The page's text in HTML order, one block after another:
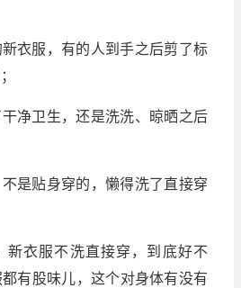
衣服，有的人到手之后剪了标
净卫生，还是洗洗、晾晒之后
是贴身穿的，懒得洗了直接穿
新衣服不洗直接穿，到底好不
有股味儿，这个对身体有没有